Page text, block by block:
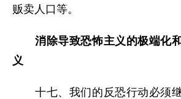
贩卖人口等。
消除导致恐怖主义的极端化
义
十七、我们的反恐行动必须